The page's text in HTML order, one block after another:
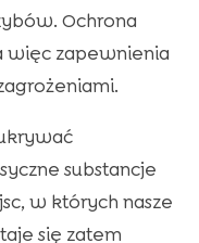
Ochrona
zapewnienia
substancje
w których nasze
się zatem